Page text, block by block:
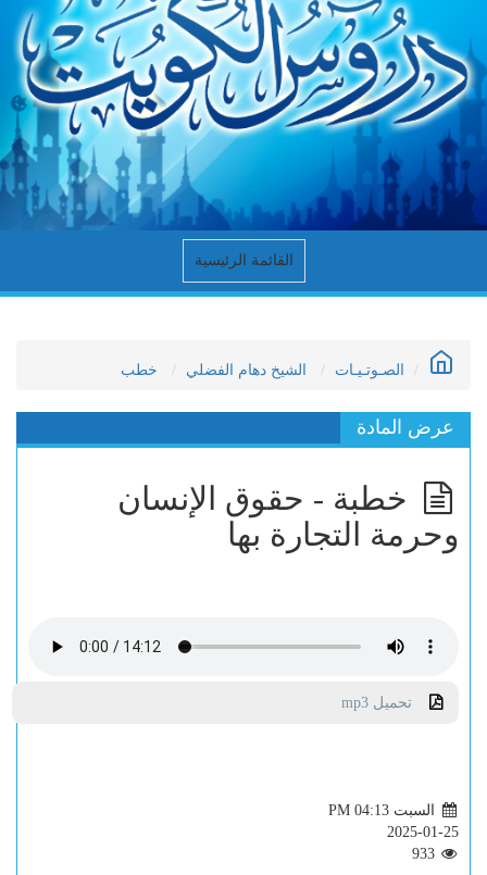
القائمة الرئيسية
الصـوتـيـات الشيخ دهام الفضلي خطب
عرض المادة
خطبة - حقوق الإنسان
وحرمة التجارة بها
تحميل mp3
السبت PM 04:13
2025-01-25